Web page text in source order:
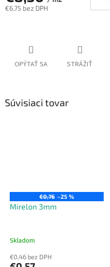
OPÝTAŤ SA STRÁŽIŤ
€6,75 bez DPH
Súvisiaci tovar
€0,76 –25 %
Mirelon 3mm
Skladom
€0,46 bez DPH